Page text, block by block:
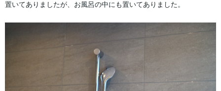
置いてありましたが、お風呂の中にも置いてありました。